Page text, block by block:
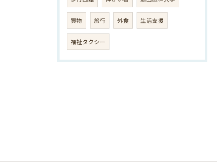
買物 旅行 外食 生活支援
福祉タクシー